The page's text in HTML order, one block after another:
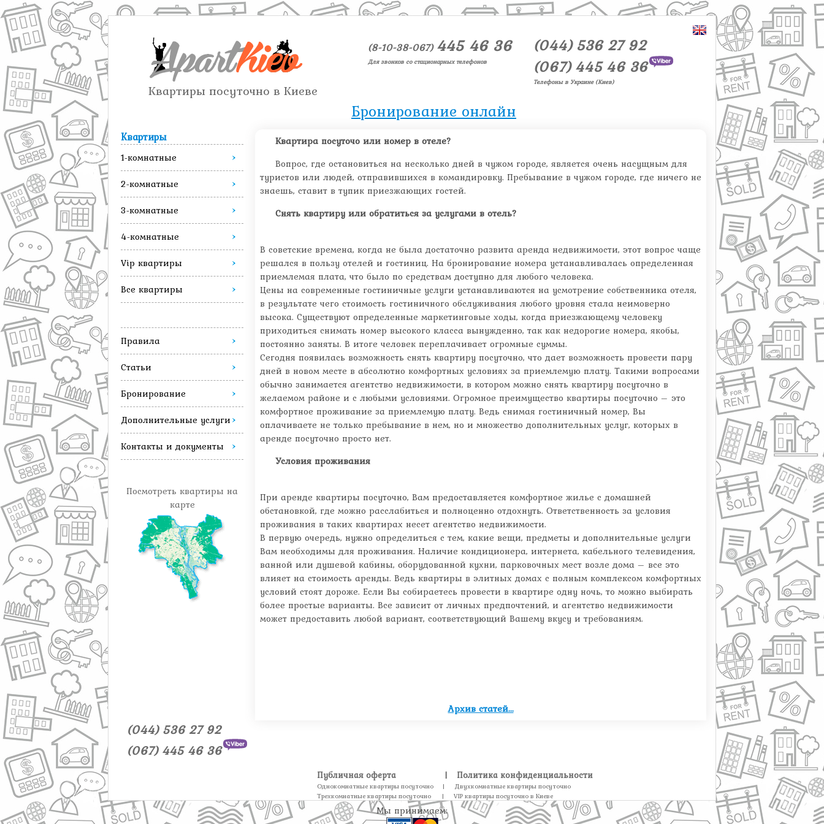
Квартиры посуточно в Киеве
(044) 536 27 92
(067) 445 46 36
Телефоны в Украине (Киев)
(8-10-38-067) 445 46 36
Для звонков со стационарных телефонов
Бронирование онлайн
Квартиры
1-комнатные
2-комнатные
3-комнатные
4-комнатные
Vip квартиры
Все квартиры
Правила
Статьи
Бронирование
Дополнительные услуги
Контакты и документы
Посмотреть квартиры на
карте
Квартира посуточо или номер в отеле?
Вопрос, где остановиться на несколько дней в чужом городе, является очень насущным для
туристов или людей, отправившихся в командировку. Пребывание в чужом городе, где ничего не
знаешь, ставит в тупик приезжающих гостей.
Снять квартиру или обратиться за услугами в отель?
В советские времена, когда не была достаточно развита аренда недвижимости, этот вопрос чаще
решался в пользу отелей и гостиниц. На бронирование номера устанавливалась определенная
приемлемая плата, что было по средствам доступно для любого человека.
Цены на современные гостиничные услуги устанавливаются на усмотрение собственника отеля,
в результате чего стоимость гостиничного обслуживания любого уровня стала неимоверно
высока. Существуют определенные маркетинговые ходы, когда приезжающему человеку
приходиться снимать номер высокого класса вынужденно, так как недорогие номера, якобы,
постоянно заняты. В итоге человек переплачивает огромные суммы.
Сегодня появилась возможность снять квартиру посуточно, что дает возможность провести пару
дней в новом месте в абсолютно комфортных условиях за приемлемую плату. Такими вопросами
обычно занимается агентство недвижимости, в котором можно снять квартиру посуточно в
желаемом районе и с любыми условиями. Огромное преимущество квартиры посуточно – это
комфортное проживание за приемлемую плату. Ведь снимая гостиничный номер, Вы
оплачиваете не только пребывание в нем, но и множество дополнительных услуг, которых в
аренде посуточно просто нет.
Условия проживания
При аренде квартиры посуточно, Вам предоставляется комфортное жилье с домашней
обстановкой, где можно расслабиться и полноценно отдохнуть. Ответственность за условия
проживания в таких квартирах несет агентство недвижимости.
В первую очередь, нужно определиться с тем, какие вещи, предметы и дополнительные услуги
Вам необходимы для проживания. Наличие кондиционера, интернета, кабельного телевидения,
ванной или душевой кабины, оборудованной кухни, парковочных мест возле дома – все это
влияет на стоимость аренды. Ведь квартиры в элитных домах с полным комплексом комфортных
условий стоят дороже. Если Вы собираетесь провести в квартире одну ночь, то можно выбирать
более простые варианты. Все зависит от личных предпочтений, и агентство недвижимости
может предоставить любой вариант, соответствующий Вашему вкусу и требованиям.
Архив статей...
(044) 536 27 92
(067) 445 46 36
Публичная оферта | Политика конфиденциальности
Однокомнатные квартиры посуточно |
Двухкомнатные квартиры посуточно
Трехкомнатные квартиры посуточно
| VIP квартиры посуточно в Киеве
Мы принимаем: